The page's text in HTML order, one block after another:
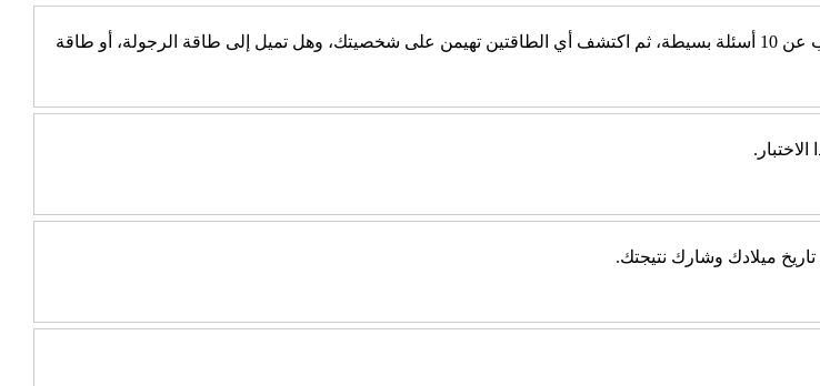
هل تميل شخصيتك إلى الحزم والقيادة أم إلى التعاطف والحدس؟ أجب عن 10 أسئلة بسيطة، ثم اكتشف أي الطاقتين تهيمن على شخصيتك، وهل تميل إلى طاقة الرجولة، أو طاقة
ميلادك وشارك نتيجتك.